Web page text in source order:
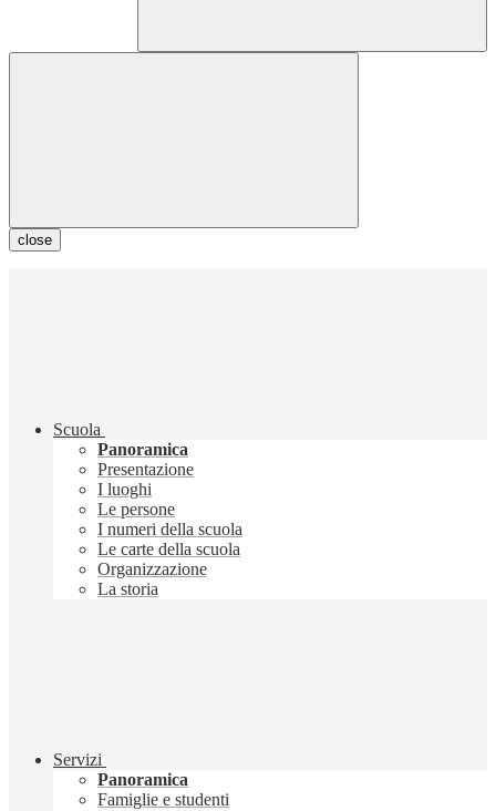
close
Scuola
Panoramica
Presentazione
I luoghi
Le persone
I numeri della scuola
Le carte della scuola
Organizzazione
La storia
Servizi
Panoramica
Famiglie e studenti